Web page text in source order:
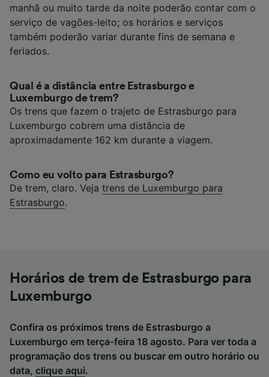
manhã ou muito tarde da noite poderão contar com o
serviço de vagões-leito; os horários e serviços
também poderão variar durante fins de semana e
feriados.
Qual é a distância entre Estrasburgo e
Luxemburgo de trem?
Os trens que fazem o trajeto de Estrasburgo para
Luxemburgo cobrem uma distância de
aproximadamente 162 km durante a viagem.
Como eu volto para Estrasburgo?
De trem, claro. Veja trens de Luxemburgo para
Estrasburgo.
Horários de trem de Estrasburgo para
Luxemburgo
Confira os próximos trens de Estrasburgo a
Luxemburgo em terça-feira 18 agosto. Para ver toda a
programação dos trens ou buscar em outro horário ou
data, clique aqui.